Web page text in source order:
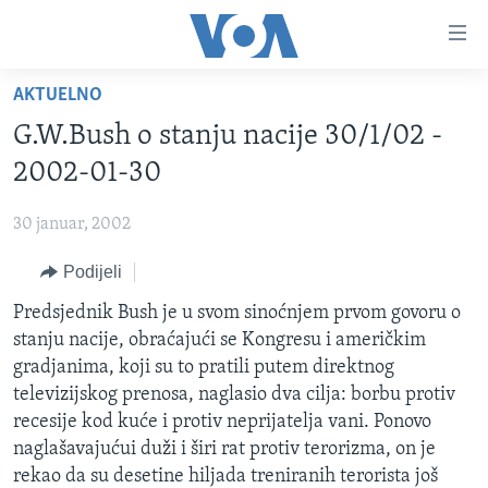
glavni
sadržaj
Pređi
na
glavnu
navigaciju
pretragu
TV PROGRAM
VIJESTI
SJEDINJENE AMERIČKE DRŽAVE
BOSNA I HERCEGOVINA
SVIJET
NAUKA I TEHNOLOGIJA
SPECIJALNI PROJEKTI
KORUPCIJA
SLOBODA MEDIJA
ŽENSKA STRANA
IZBJEGLIČKA STRANA
AKTUELNO
G.W.Bush o stanju nacije 30/1/02 -
2002-01-30
30 januar, 2002
Podijeli
Predsjednik Bush je u svom sinoćnjem prvom govoru o
stanju nacije, obraćajući se Kongresu i američkim
gradjanima, koji su to pratili putem direktnog
televizijskog prenosa, naglasio dva cilja: borbu protiv
recesije kod kuće i protiv neprijatelja vani. Ponovo
naglašavajućui duži i širi rat protiv terorizma, on je
rekao da su desetine hiljada treniranih terorista još